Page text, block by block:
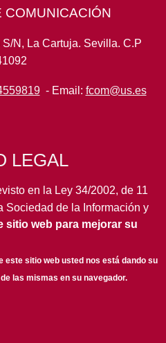
COMUNICACIÓN
N, La Cartuja. Sevilla. C.P
- Email: fcom@us.es
LEGAL
en la Ley 34/2002, de 11
Sociedad de la Información y
como en otras normas de
en conocimiento de los
laUniversidad de Sevillalos
general...leer más
sitio web para mejorar su
este sitio web usted nos está dando su
las mismas en su navegador.